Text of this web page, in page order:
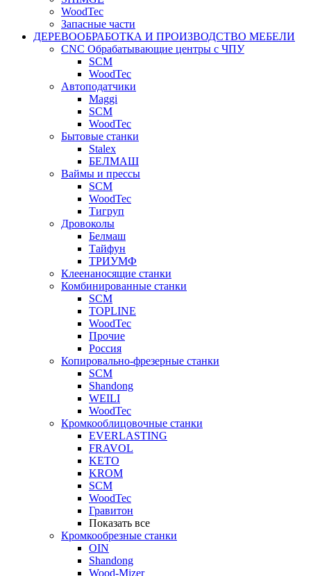
WoodTec
Запасные части
ДЕРЕВООБРАБОТКА И ПРОИЗВОДСТВО МЕБЕЛИ
CNC Обрабатывающие центры с ЧПУ
SCM
WoodTec
Автоподатчики
Maggi
SCM
WoodTec
Бытовые станки
Stalex
БЕЛМАШ
Ваймы и прессы
SCM
WoodTec
Тигруп
Дровоколы
Белмаш
Тайфун
ТРИУМФ
Клеенаносящие станки
Комбинированные станки
SCM
TOPLINE
WoodTec
Прочие
Россия
Копировально-фрезерные станки
SCM
Shandong
WEILI
WoodTec
Кромкооблицовочные станки
EVERLASTING
FRAVOL
KETO
KROM
SCM
WoodTec
Гравитон
Показать все
Кромкообрезные станки
OIN
Shandong
Wood-Mizer